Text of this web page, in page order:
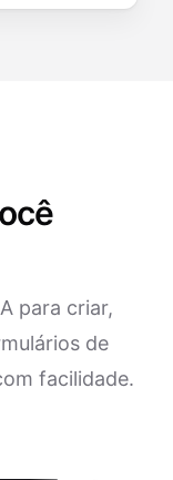
para criar,
de
facilidade.